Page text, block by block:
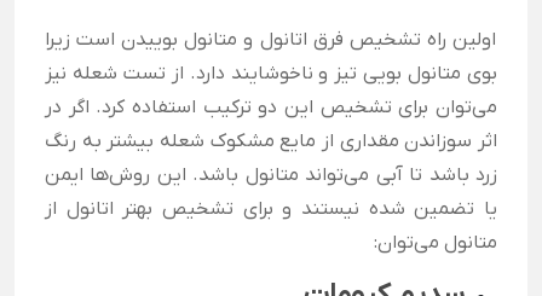
اولین راه تشخیص فرق اتانول و متانول بوییدن است زیرا
بوی متانول بویی تیز و ناخوشایند دارد. از تست شعله نیز
می‌‌توان برای تشخیص این دو ترکیب استفاده کرد. اگر در
اثر سوزاندن مقداری از مایع مشکوک شعله بیشتر به رنگ
زرد باشد تا آبی می‌تواند متانول باشد. این روش‌ها‌ ایمن
یا تضمین شده‌ نیستند و برای تشخیص بهتر اتانول از
متانول می‌توان: